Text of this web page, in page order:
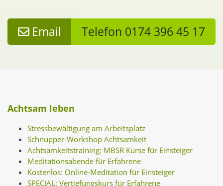
Email Telefon 0174 396 45 17
Achtsam leben
Stressbewältigung am Arbeitsplatz
Schnupper-Workshop Achtsamkeit
Achtsamkeitstraining: MBSR Kurse für Einsteiger
Meditationsabende für Erfahrene
Kostenlos: Online-Meditation für Einsteiger
SPECIAL: Vertiefungskurs für Erfahrene